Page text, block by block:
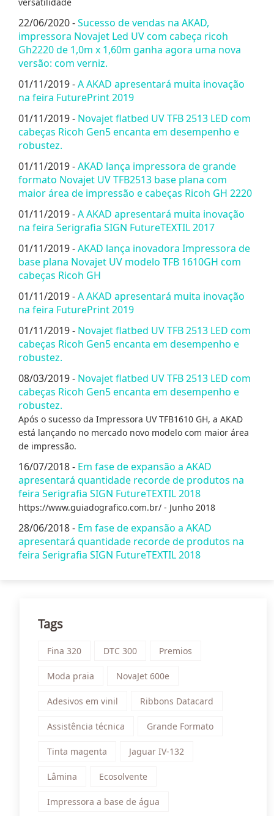
22/06/2020 -Sucesso de vendas na AKAD,
impressora Novajet Led UV com cabeça ricoh
Gh2220 de 1,0m x 1,60m ganha agora uma nova
versão: com verniz.
01/11/2019 -A AKAD apresentará muita inovação
na feira FuturePrint 2019
01/11/2019 - Novajet flatbed UV TFB 2513 LED com
cabeças Ricoh Gen5 encanta em desempenho e
robustez.
01/11/2019 -AKAD lança impressora de grande
formato Novajet UV TFB2513 base plana com
maior área de impressão e cabeças Ricoh GH 2220
01/11/2019 -A AKAD apresentará muita inovação
na feira Serigrafia SIGN FutureTEXTIL 2017
01/11/2019 -AKAD lança inovadora Impressora de
base plana Novajet UV modelo TFB 1610GH com
cabeças Ricoh GH
01/11/2019 -A AKAD apresentará muita inovação
na feira FuturePrint 2019
01/11/2019 - Novajet flatbed UV TFB 2513 LED com
cabeças Ricoh Gen5 encanta em desempenho e
robustez.
08/03/2019 - Novajet flatbed UV TFB 2513 LED com
cabeças Ricoh Gen5 encanta em desempenho e
robustez.
Após o sucesso da Impressora UV TFB1610 GH, a AKAD
está lançando no mercado novo modelo com maior área
de impressão.
16/07/2018 - Em fase de expansão a AKAD
apresentará quantidade recorde de produtos na
feira Serigrafia SIGN FutureTEXTIL 2018
https://www.guiadografico.com.br/ - Junho 2018
28/06/2018 - Em fase de expansão a AKAD
apresentará quantidade recorde de produtos na
feira Serigrafia SIGN FutureTEXTIL 2018
Tags
Fina 320 DTC 300 Premios
Moda praia NovaJet 600e
Adesivos em vinil Ribbons Datacard
Assistência técnica Grande Formato
Tinta magenta Jaguar IV-132
Lâmina Ecosolvente
Impressora a base de água